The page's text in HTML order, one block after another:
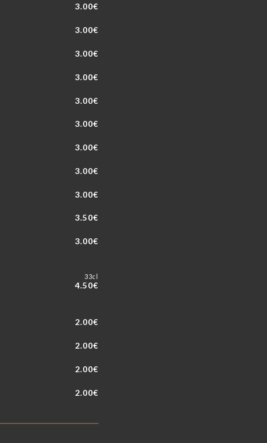
3.00€
3.00€
3.00€
3.00€
3.00€
3.00€
3.00€
3.00€
3.00€
3.50€
3.00€
33cl
4.50€
2.00€
2.00€
2.00€
2.00€